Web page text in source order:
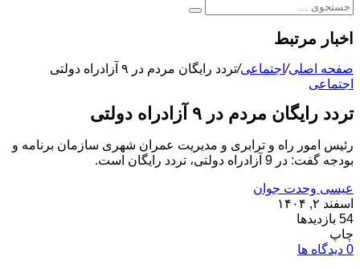
اخبار مرتبط
صفحه اصلی/اجتماعی/تردد رایگان مردم در ۹ آزادراه دولتی
اجتماعی
تردد رایگان مردم در ۹ آزادراه دولتی
رئیس امور راه و ترابری و مدیریت عمران شهری سازمان برنامه و
بودجه گفت: در 9 آزادراه دولتی، تردد رایگان است.
عیسی وحدت جوان
اسفند ۲, ۱۴۰۴
54 بازدیدها
چاپ
0 دیدگاه ها